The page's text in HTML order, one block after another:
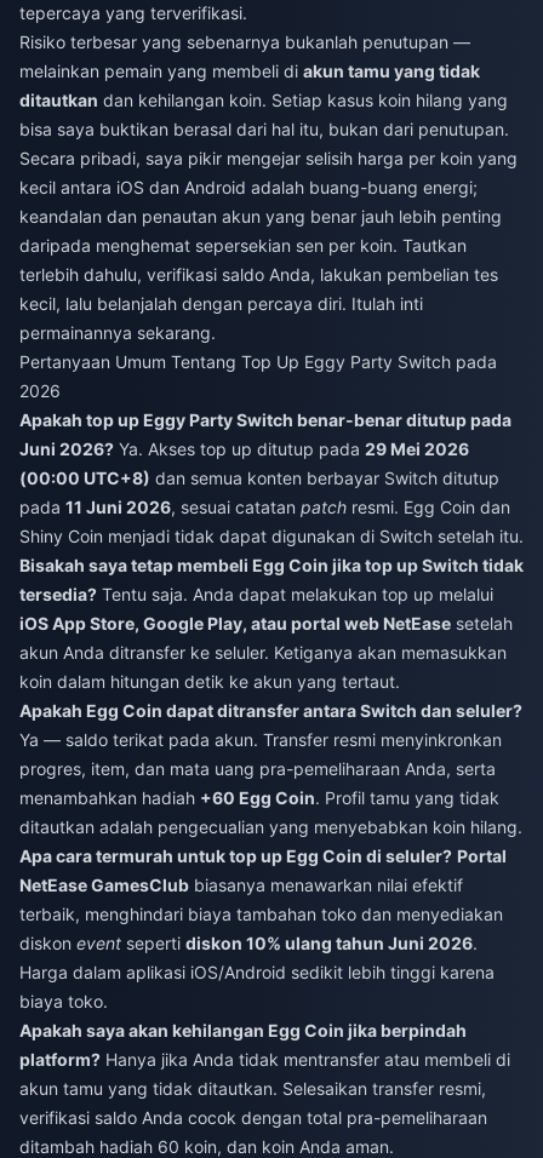
tepercaya yang terverifikasi.
Risiko terbesar yang sebenarnya bukanlah penutupan —
melainkan pemain yang membeli di akun tamu yang tidak
ditautkan dan kehilangan koin. Setiap kasus koin hilang yang
bisa saya buktikan berasal dari hal itu, bukan dari penutupan.
Secara pribadi, saya pikir mengejar selisih harga per koin yang
kecil antara iOS dan Android adalah buang-buang energi;
keandalan dan penautan akun yang benar jauh lebih penting
daripada menghemat sepersekian sen per koin. Tautkan
terlebih dahulu, verifikasi saldo Anda, lakukan pembelian tes
kecil, lalu belanjalah dengan percaya diri. Itulah inti
permainannya sekarang.
Pertanyaan Umum Tentang Top Up Eggy Party Switch pada
2026
Apakah top up Eggy Party Switch benar-benar ditutup pada
Juni 2026? Ya. Akses top up ditutup pada 29 Mei 2026
(00:00 UTC+8) dan semua konten berbayar Switch ditutup
pada 11 Juni 2026, sesuai catatan patch resmi. Egg Coin dan
Shiny Coin menjadi tidak dapat digunakan di Switch setelah itu.
Bisakah saya tetap membeli Egg Coin jika top up Switch tidak
tersedia? Tentu saja. Anda dapat melakukan top up melalui
iOS App Store, Google Play, atau portal web NetEase setelah
akun Anda ditransfer ke seluler. Ketiganya akan memasukkan
koin dalam hitungan detik ke akun yang tertaut.
Apakah Egg Coin dapat ditransfer antara Switch dan seluler?
Ya — saldo terikat pada akun. Transfer resmi menyinkronkan
progres, item, dan mata uang pra-pemeliharaan Anda, serta
menambahkan hadiah +60 Egg Coin. Profil tamu yang tidak
ditautkan adalah pengecualian yang menyebabkan koin hilang.
Apa cara termurah untuk top up Egg Coin di seluler? Portal
NetEase GamesClub biasanya menawarkan nilai efektif
terbaik, menghindari biaya tambahan toko dan menyediakan
diskon event seperti diskon 10% ulang tahun Juni 2026.
Harga dalam aplikasi iOS/Android sedikit lebih tinggi karena
biaya toko.
Apakah saya akan kehilangan Egg Coin jika berpindah
platform? Hanya jika Anda tidak mentransfer atau membeli di
akun tamu yang tidak ditautkan. Selesaikan transfer resmi,
verifikasi saldo Anda cocok dengan total pra-pemeliharaan
ditambah hadiah 60 koin, dan koin Anda aman.